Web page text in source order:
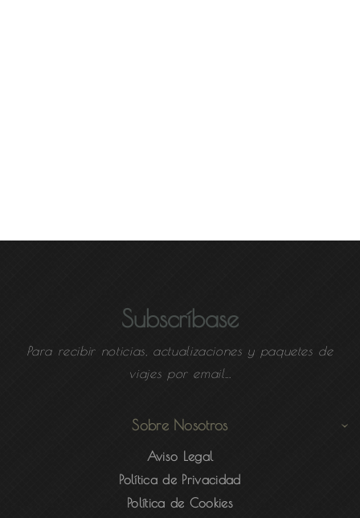
Subscríbase
Para recibir noticias, actualizaciones y paquetes de
viajes por email...
Sobre Nosotros
Aviso Legal
Política de Privacidad
Política de Cookies